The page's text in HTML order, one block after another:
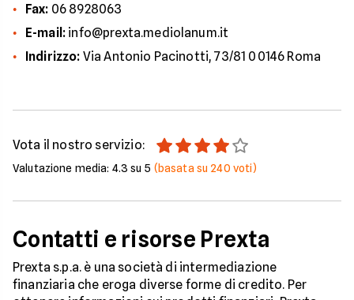
Fax: 06 8928063
E-mail: info@prexta.mediolanum.it
Indirizzo: Via Antonio Pacinotti, 73/81 00146 Roma
Vota il nostro servizio:
Valutazione media: 4.3 su 5 (basata su 240 voti)
Contatti e risorse Prexta
Prexta s.p.a. è una società di intermediazione
finanziaria che eroga diverse forme di credito. Per